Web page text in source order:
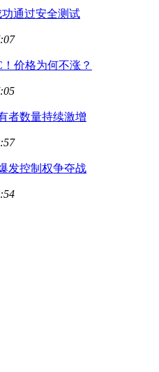
功通过安全测试
价格为何不涨？
者数量持续激增
发控制权争夺战